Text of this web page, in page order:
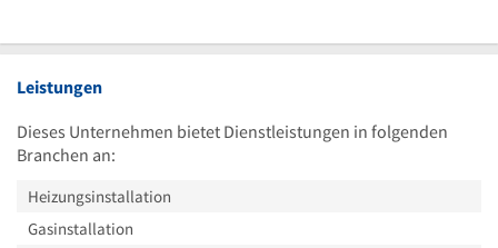
Leistungen
Dieses Unternehmen bietet Dienstleistungen in folgenden
Branchen an:
Heizungsinstallation
Gasinstallation